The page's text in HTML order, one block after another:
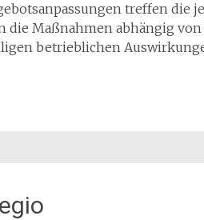
treffen die
die Maßnahmen abhängig
betrieblichen